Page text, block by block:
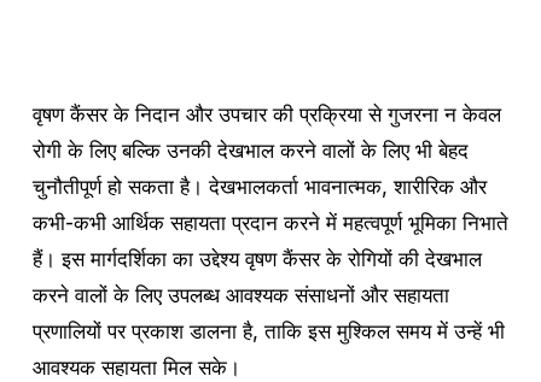
वृषण कैंसर के निदान और उपचार की प्रक्रिया से गुजरना न केवल
रोगी के लिए बल्कि उनकी देखभाल करने वालों के लिए भी बेहद
चुनौतीपूर्ण हो सकता है। देखभालकर्ता भावनात्मक, शारीरिक और
कभी-कभी आर्थिक सहायता प्रदान करने में महत्वपूर्ण भूमिका निभाते
हैं। इस मार्गदर्शिका का उद्देश्य वृषण कैंसर के रोगियों की देखभाल
करने वालों के लिए उपलब्ध आवश्यक संसाधनों और सहायता
प्रणालियों पर प्रकाश डालना है, ताकि इस मुश्किल समय में उन्हें भी
आवश्यक सहायता मिल सके।